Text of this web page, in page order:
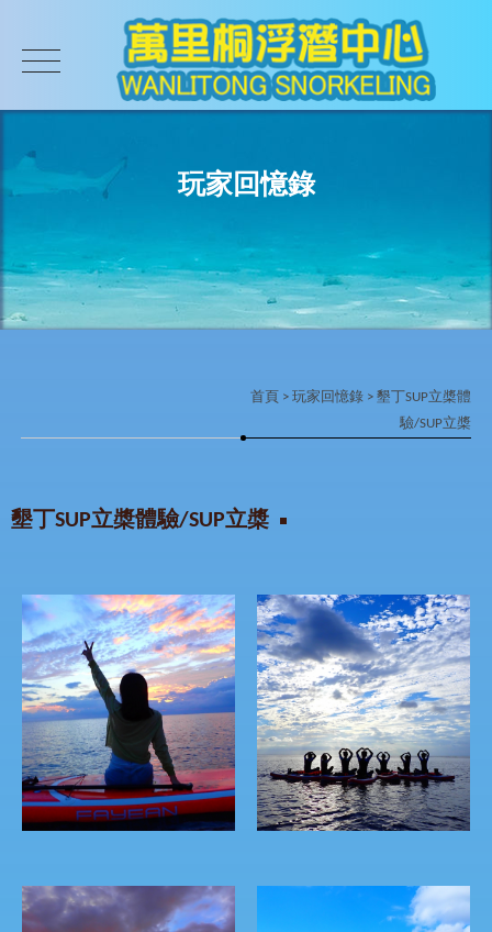
玩家回憶錄
首頁 >玩家回憶錄 > 墾丁SUP立槳體
驗/SUP立槳
墾丁SUP立槳體驗/SUP立槳